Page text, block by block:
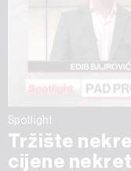
Spotlight
Tržište
cijene